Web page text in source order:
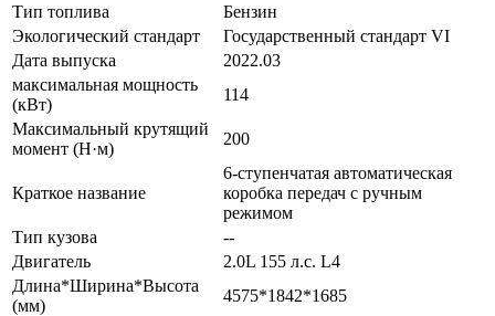
Тип топлива
Бензин
Экологический стандарт
Государственный стандарт VI
Дата выпуска
2022.03
максимальная мощность
(кВт)
114
Максимальный крутящий
момент (Н·м)
200
Краткое название
6-ступенчатая автоматическая
коробка передач с ручным
режимом
Тип кузова
--
Двигатель
2.0L 155 л.с. L4
Длина*Ширина*Высота
(мм)
4575*1842*1685